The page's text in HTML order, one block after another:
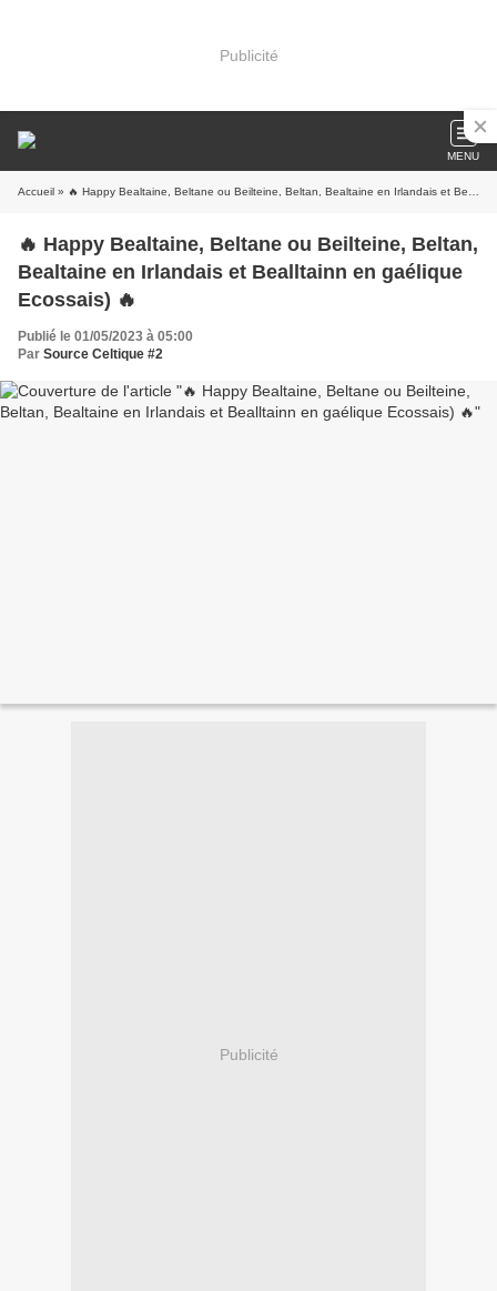
Publicité
MENU
Accueil » 🔥 Happy Bealtaine, Beltane ou Beilteine, Beltan, Bealtaine en Irlandais et Bealltainn en gaélique Ecossais) 🔥
🔥 Happy Bealtaine, Beltane ou Beilteine, Beltan,
Bealtaine en Irlandais et Bealltainn en gaélique
Ecossais) 🔥
Publié le 01/05/2023 à 05:00
Par Source Celtique #2
Publicité